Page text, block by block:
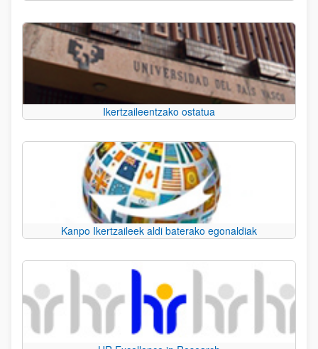
Ikertzaileentzako ostatua
Kanpo Ikertzaileek aldi baterako egonaldiak